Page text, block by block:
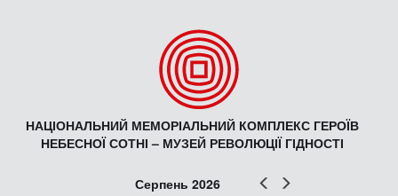
НАЦІОНАЛЬНИЙ МЕМОРІАЛЬНИЙ КОМПЛЕКС ГЕРОЇВ
НЕБЕСНОЇ СОТНІ – МУЗЕЙ РЕВОЛЮЦІЇ ГІДНОСТІ
Попер
Серпень 2026